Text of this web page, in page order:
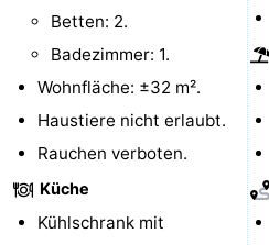
Schwimmbader
Radfahren
-
Wandern
Reiten
-
Golfplatze
-
Betten: 2.
Badezimmer: 1.
Wohnfläche: ±32 m².
Haustiere nicht erlaubt.
Rauchen verboten.
Küche
Kühlschrank mit